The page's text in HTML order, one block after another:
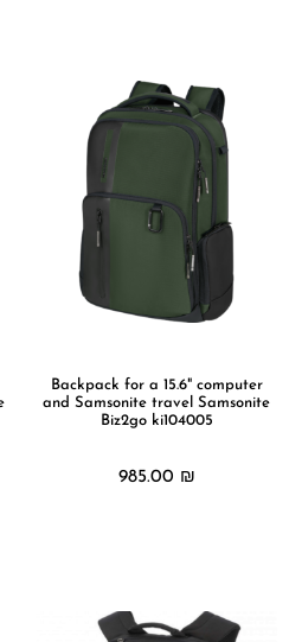
Backpack for a 15.6" computer
and Samsonite travel Samsonite
Biz2go ki104005
985.00 ₪